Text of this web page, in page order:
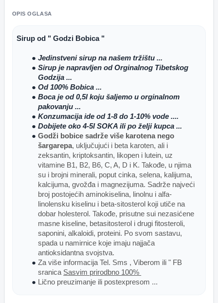
OPIS OGLASA
Sirup od " Godzi Bobica "
Jedinstveni sirup na našem tržištu ...
Sirup je napravljen od Orginalnog Tibetskog
Godzija ...
Od 100% Bobica ...
Boca je od 0,5l koju šaljemo u orginalnom
pakovanju ...
Konzumacija ide od 1-8 do 1-10% vode ....
Dobijete oko 4-5l SOKA ili po želji kupca ...
Godži bobice sadrže više karotena nego
šargarepa, uključujući i beta karoten, ali i
zeksantin, kriptoksantin, likopen i lutein, uz
vitamine B1, B2, B6, C, A, D i K. Takođe, u njima
su i brojni minerali, poput cinka, selena, kalijuma,
kalcijuma, gvožđa i magnezijuma. Sadrže najveći
broj postojećih aminokiselina, linolnu i alfa-
linolensku kiselinu i beta-sitosterol koji utiče na
dobar holesterol. Takođe, prisutne sui nezasićene
masne kiseline, betasitosterol i drugi fitosteroli,
saponini, alkaloidi, proteini. Po svom sastavu,
spada u namirnice koje imaju najjača
antioksidantna svojstva.
Za više informacija Tel. Sms , Viberom ili " FB
sranica Sasvim prirodbno 100%
Lično preuzimanje ili postexpresom ...